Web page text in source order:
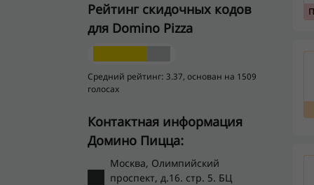
Рейтинг скидочных кодов
для Domino Pizza
Средний рейтинг: 3.37, основан на 1509
голосах
Контактная информация
Домино Пицца:
Москва, Олимпийский
проспект, д.16. стр. 5. БЦ